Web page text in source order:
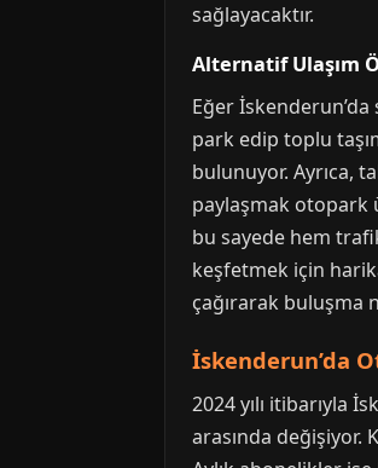
sağlayacaktır.
Alternatif Ulaşım
Eğer İskenderun’da
park edip toplu
bulunuyor. Ayrıca,
paylaşmak otopark
bu sayede hem
keşfetmek için
çağırarak buluşma
İskenderun’da
2024 yılı itibarıyla
arasında değişiyor.